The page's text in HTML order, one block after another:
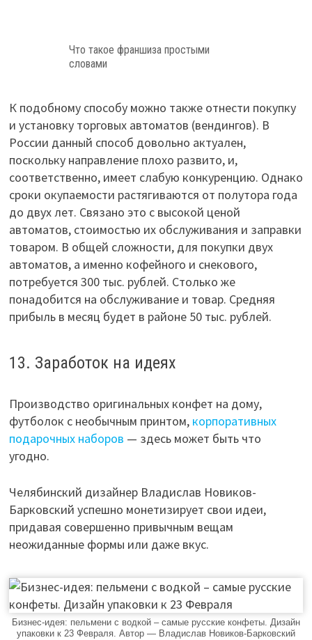
Что такое франшиза простыми
словами
К подобному способу можно также отнести покупку
и установку торговых автоматов (вендингов). В
России данный способ довольно актуален,
поскольку направление плохо развито, и,
соответственно, имеет слабую конкуренцию. Однако
сроки окупаемости растягиваются от полутора года
до двух лет. Связано это с высокой ценой
автоматов, стоимостью их обслуживания и заправки
товаром. В общей сложности, для покупки двух
автоматов, а именно кофейного и снекового,
потребуется 300 тыс. рублей. Столько же
понадобится на обслуживание и товар. Средняя
прибыль в месяц будет в районе 50 тыс. рублей.
13. Заработок на идеях
Производство оригинальных конфет на дому,
футболок с необычным принтом, корпоративных
подарочных наборов — здесь может быть что
угодно.
Челябинский дизайнер Владислав Новиков-
Барковский успешно монетизирует свои идеи,
придавая совершенно привычным вещам
неожиданные формы или даже вкус.
Бизнес-идея: пельмени с водкой – самые русские конфеты. Дизайн
упаковки к 23 Февраля. Автор — Владислав Новиков-Барковский